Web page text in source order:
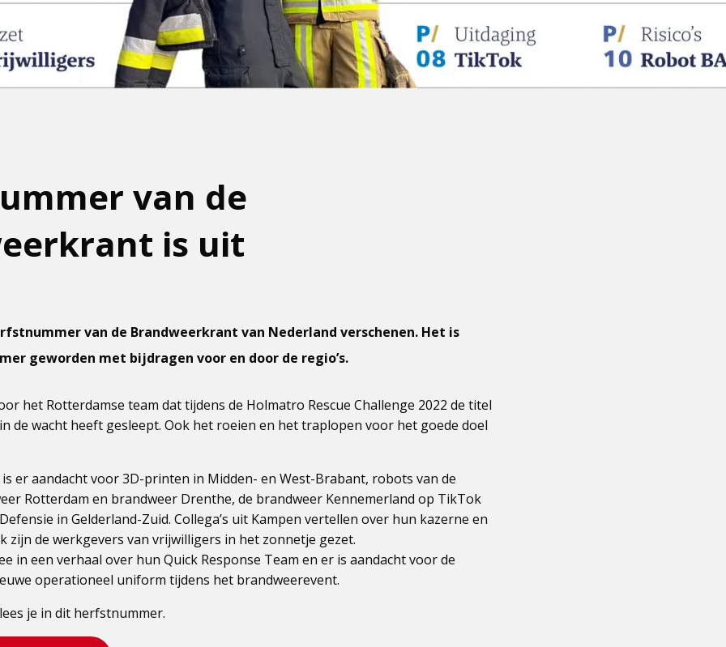
van de
is uit
van de Brandweerkrant van Nederland verschenen. Het is
geworden met bijdragen voor en door de regio’s.
het Rotterdamse team dat tijdens de Holmatro Rescue Challenge 2022 de titel
de wacht heeft gesleept. Ook het roeien en het traplopen voor het goede doel
er aandacht voor 3D-printen in Midden- en West-Brabant, robots van de
Rotterdam en brandweer Drenthe, de brandweer Kennemerland op TikTok
in Gelderland-Zuid. Collega’s uit Kampen vertellen over hun kazerne en
zijn de werkgevers van vrijwilligers in het zonnetje gezet.
in een verhaal over hun Quick Response Team en er is aandacht voor de
operationeel uniform tijdens het brandweerevent.
je in dit herfstnummer.